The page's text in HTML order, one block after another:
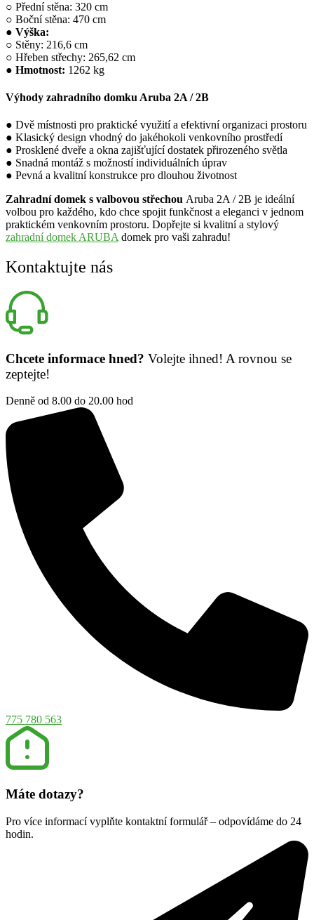
○ Přední stěna: 320 cm
○ Boční stěna: 470 cm
● Výška:
○ Stěny: 216,6 cm
○ Hřeben střechy: 265,62 cm
● Hmotnost: 1262 kg
Výhody zahradního domku Aruba 2A / 2B
● Dvě místnosti pro praktické využití a efektivní organizaci prostoru
● Klasický design vhodný do jakéhokoli venkovního prostředí
● Prosklené dveře a okna zajišťující dostatek přirozeného světla
● Snadná montáž s možností individuálních úprav
● Pevná a kvalitní konstrukce pro dlouhou životnost
Zahradní domek s valbovou střechou Aruba 2A / 2B je ideální
volbou pro každého, kdo chce spojit funkčnost a eleganci v jednom
praktickém venkovním prostoru. Dopřejte si kvalitní a stylový
zahradní domek ARUBA domek pro vaši zahradu!
Kontaktujte nás
Chcete informace hned? Volejte ihned! A rovnou se
zeptejte!
Denně od 8.00 do 20.00 hod
775 780 563
Máte dotazy?
Pro více informací vyplňte kontaktní formulář – odpovídáme do 24
hodin.